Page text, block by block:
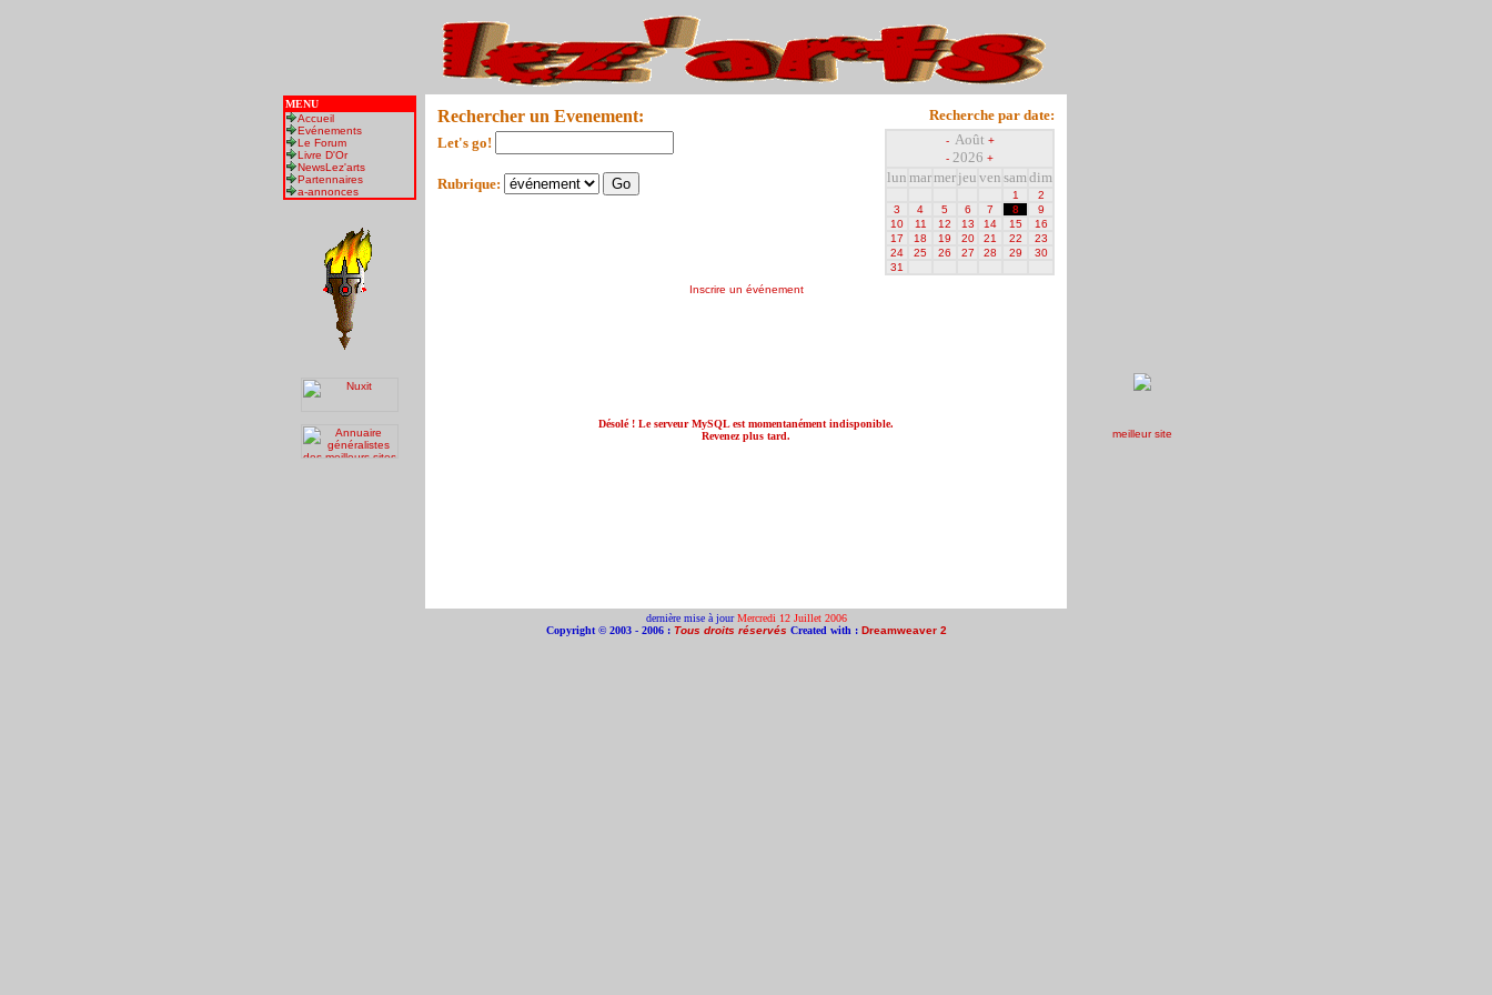
MENU
Accueil
Evénements
Le Forum
Livre D'Or
NewsLez'arts
Partennaires
a-annonces
Rechercher un Evenement:
Let's go!
Rubrique:
Recherche par date:
- Août +
- 2026 +
lun marmer jeu ven samdim
1
2
3
4 5 6 7 8
9
10
11 12 13 14 15
16
17
18 19 20 21 22
23
24
25 26 27 28 29
30
31
Inscrire un événement
Désolé ! Le serveur MySQL est momentanément indisponible.
Revenez plus tard.
dernière mise à jourMercredi 12 Juillet 2006
Copyright © 2003 - 2006 : Tous droits réservés Created with : Dreamweaver 2